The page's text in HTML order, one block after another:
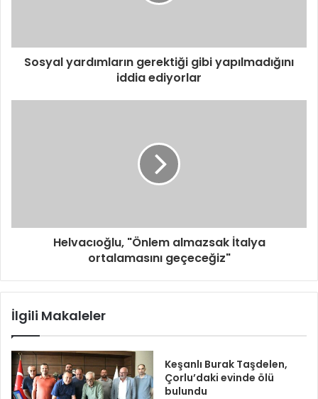
Sosyal yardımların gerektiği gibi yapılmadığını
iddia ediyorlar
Helvacıoğlu, "Önlem almazsak İtalya
ortalamasını geçeceğiz"
İlgili Makaleler
Keşanlı Burak Taşdelen,
Çorlu’daki evinde ölü
bulundu